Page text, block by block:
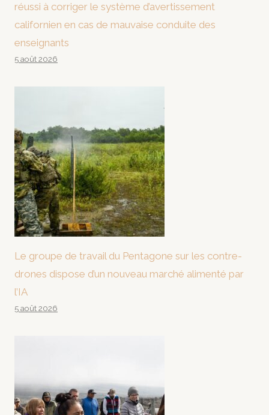
réussi à corriger le système d’avertissement
californien en cas de mauvaise conduite des
enseignants
5 août 2026
Le groupe de travail du Pentagone sur les contre-
drones dispose d’un nouveau marché alimenté par
l’IA
5 août 2026